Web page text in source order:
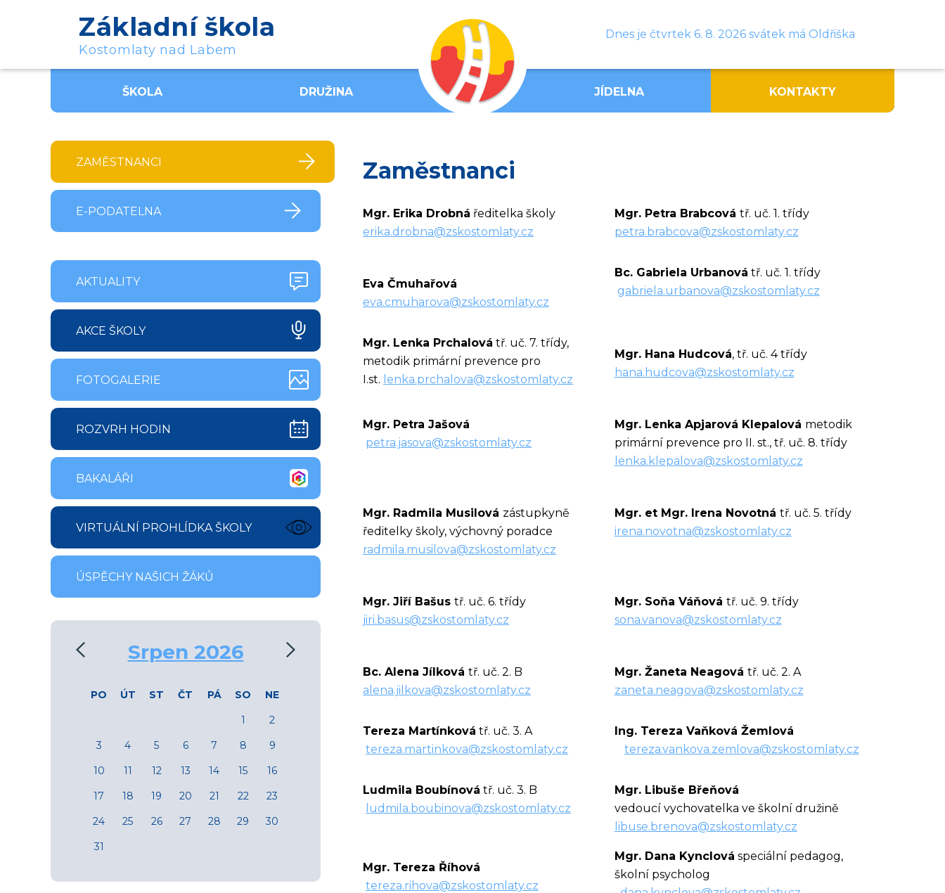
Základní škola
Kostomlaty nad Labem
Dnes je čtvrtek 6. 8. 2026 svátek má Oldřiška
ŠKOLA DRUŽINA JÍDELNA KONTAKTY
Zaměstnanci
Mgr. Erika Drobná ředitelka školy
erika.drobna@zskostomlaty.cz
Mgr. Petra Brabcová tř. uč. 1. třídy
petra.brabcova@zskostomlaty.cz
Eva Čmuhařová
eva.cmuharova@zskostomlaty.cz
Bc. Gabriela Urbanová tř. uč. 1. třídy
gabriela.urbanova@zskostomlaty.cz
Mgr. Lenka Prchalová tř. uč. 7. třídy,
metodik primární prevence pro
I.st. lenka.prchalova@zskostomlaty.cz
Mgr. Hana Hudcová, tř. uč. 4 třídy
hana.hudcova@zskostomlaty.cz
Mgr. Petra Jašová
petra.jasova@zskostomlaty.cz
Mgr. Lenka Apjarová Klepalová metodik
primární prevence pro II. st., tř. uč. 8. třídy
lenka.klepalova@zskostomlaty.cz
Mgr. Radmila Musilová zástupkyně
ředitelky školy, výchovný poradce
radmila.musilova@zskostomlaty.cz
Mgr. et Mgr. Irena Novotná tř. uč. 5. třídy
irena.novotna@zskostomlaty.cz
Mgr. Jiří Bašus tř. uč. 6. třídy
jiri.basus@zskostomlaty.cz
Mgr. Soňa Váňová tř. uč. 9. třídy
sona.vanova@zskostomlaty.cz
Bc. Alena Jílková tř. uč. 2. B
alena.jilkova@zskostomlaty.cz
Mgr. Žaneta Neagová tř. uč. 2. A
zaneta.neagova@zskostomlaty.cz
Tereza Martínková tř. uč. 3. A
tereza.martinkova@zskostomlaty.cz
Ing. Tereza Vaňková Žemlová
tereza.vankova.zemlova@zskostomlaty.cz
Ludmila Boubínová tř. uč. 3. B
ludmila.boubinova@zskostomlaty.cz
Mgr. Tereza Říhová
tereza.rihova@zskostomlaty.cz
Mgr. Libuše Břeňová
vedoucí vychovatelka ve školní družině
libuse.brenova@zskostomlaty.cz
Mgr. Dana Kynclová speciální pedagog,
školní psycholog
ZAMĚSTNANCI
E-PODATELNA
AKTUALITY
AKCE ŠKOLY
FOTOGALERIE
ROZVRH HODIN
BAKALÁŘI
VIRTUÁLNÍ PROHLÍDKA ŠKOLY
ÚSPĚCHY NAŠICH ŽÁKŮ
Srpen 2026
PO ÚT ST ČT PÁ SO
NE
1
2
3
4 5 6 7 8
9
10
11 12 13 14 15
16
17
18 19 20 21 22
23
24
25 26 27 28 29
30
31